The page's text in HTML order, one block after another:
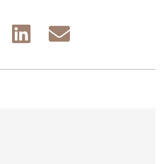
Share
Share